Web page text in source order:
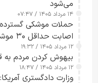
می‌شود
۱۴ مرداد ۱۴۰۵ / ۰۷:۴۷
حملات موشکی
اصابت حداقل ۳۰ موشک بالستیک+ ویدیو
۱۲ مرداد ۱۴۰۵ / ۱۹:۳۲
بیهوش کردن مردم به
۱۲ مرداد ۱۴۰۵ / ۱۸:۴۷